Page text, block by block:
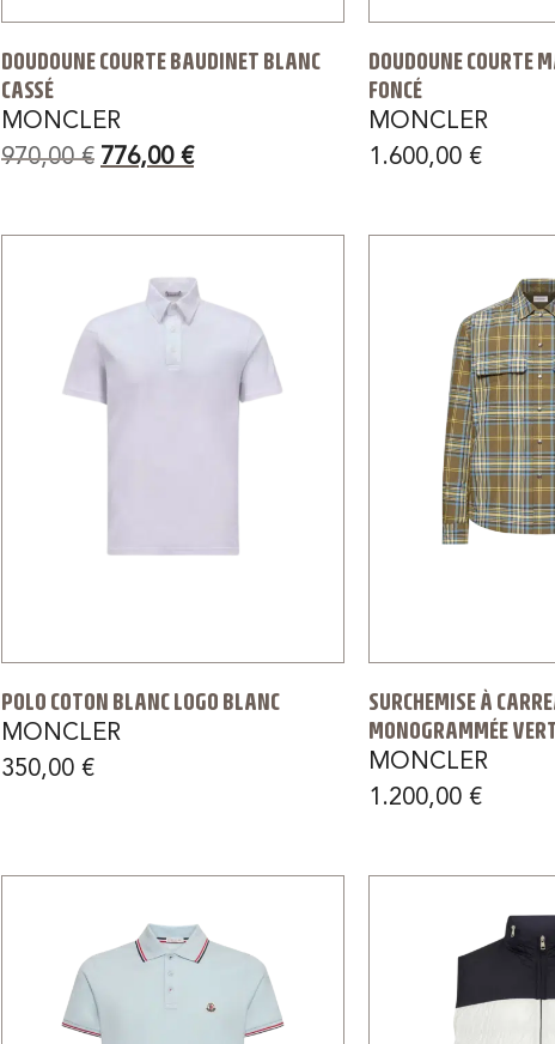
DOUDOUNE COURTE BAUDINET BLANC
CASSÉ
MONCLER
970,00€ 776,00 €
DOUDOUNE COURTE
FONCÉ
MONCLER
1.600,00€
POLO COTON BLANC LOGO BLANC
MONCLER
350,00 €
SURCHEMISE À
MONOGRAMMÉE
MONCLER
1.200,00€